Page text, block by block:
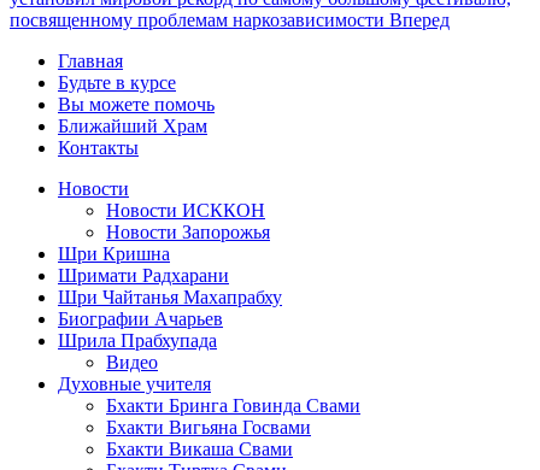
посвященному проблемам наркозависимости Вперед
Главная
Будьте в курсе
Вы можете помочь
Ближайший Храм
Контакты
Новости
Новости ИСККОН
Новости Запорожья
Шри Кришна
Шримати Радхарани
Шри Чайтанья Махапрабху
Биографии Ачарьев
Шрила Прабхупада
Видео
Духовные учителя
Бхакти Бринга Говинда Свами
Бхакти Вигьяна Госвами
Бхакти Викаша Свами